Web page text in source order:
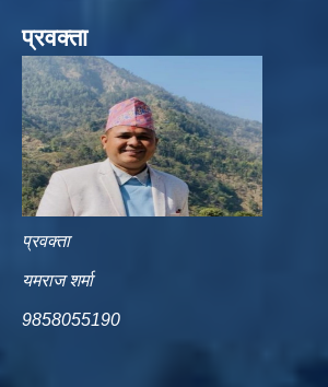
प्रवक्ता
प्रवक्ता
यमराज शर्मा
9858055190